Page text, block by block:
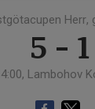
Herr,
5 - 1
Lambohov